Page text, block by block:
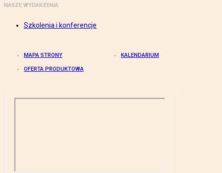
NASZE WYDARZENIA
Szkolenia i konferencje
MAPA STRONY KALENDARIUM
OFERTA PRODUKTOWA